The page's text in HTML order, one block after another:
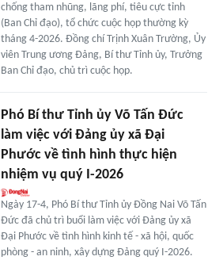
chống tham nhũng, lãng phí, tiêu cực tỉnh
(Ban Chỉ đạo), tổ chức cuộc họp thường kỳ
tháng 4-2026. Đồng chí Trịnh Xuân Trường, Ủy
viên Trung ương Đảng, Bí thư Tỉnh ủy, Trưởng
Ban Chỉ đạo, chủ trì cuộc họp.
Phó Bí thư Tỉnh ủy Võ Tấn Đức
làm việc với Đảng ủy xã Đại
Phước về tình hình thực hiện
nhiệm vụ quý I-2026
Ngày 17-4, Phó Bí thư Tỉnh ủy Đồng Nai Võ Tấn
Đức đã chủ trì buổi làm việc với Đảng ủy xã
Đại Phước về tình hình kinh tế - xã hội, quốc
phòng - an ninh, xây dựng Đảng quý I-2026.